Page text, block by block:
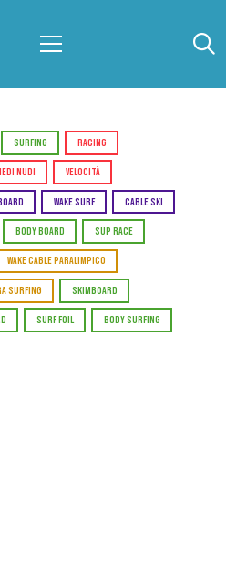
SURFING RACING
NUDI VELOCITÀ
WAKE SURF CABLE SKI
BODY BOARD SUP RACE
WAKE CABLE PARALIMPICO
SURFING SKIMBOARD
SURF FOIL BODY SURFING